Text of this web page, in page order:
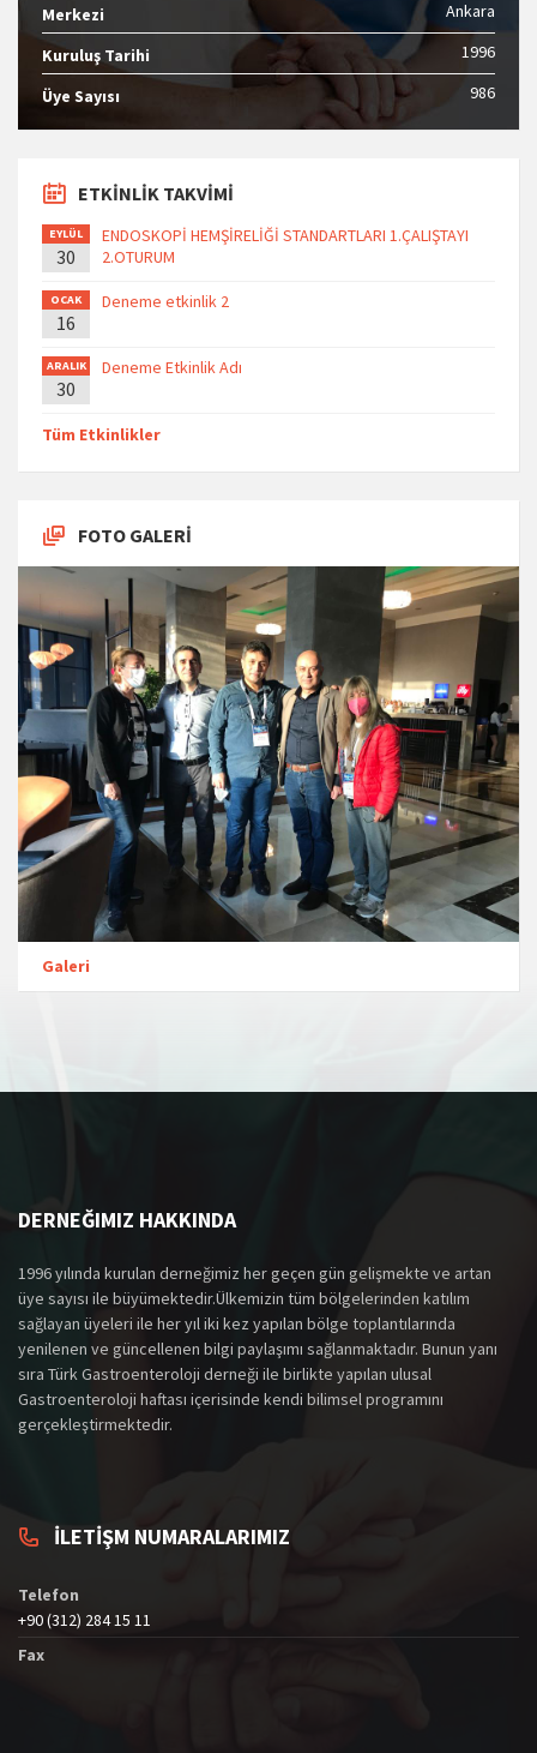
Merkezi Ankara
Kuruluş Tarihi 1996
Üye Sayısı 986
ETKİNLİK TAKVİMİ
EYLÜL
30
ENDOSKOPİ HEMŞİRELİĞİ STANDARTLARI 1.ÇALIŞTAYI
2.OTURUM
OCAK
16
Deneme etkinlik 2
ARALIK
30
Deneme Etkinlik Adı
Tüm Etkinlikler
FOTO GALERİ
Galeri
DERNEĞIMIZ HAKKINDA
1996 yılında kurulan derneğimiz her geçen gün gelişmekte ve artan
üye sayısı ile büyümektedir.Ülkemizin tüm bölgelerinden katılım
sağlayan üyeleri ile her yıl iki kez yapılan bölge toplantılarında
yenilenen ve güncellenen bilgi paylaşımı sağlanmaktadır. Bunun yanı
sıra Türk Gastroenteroloji derneği ile birlikte yapılan ulusal
Gastroenteroloji haftası içerisinde kendi bilimsel programını
gerçekleştirmektedir.
İLETİŞM NUMARALARIMIZ
Telefon
+90 (312) 284 15 11
Fax